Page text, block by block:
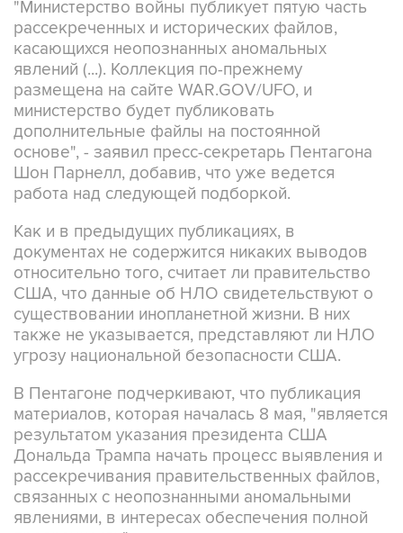
касающихся неопознанных аномальных
явлений (...). Коллекция по-прежнему
размещена на сайте WAR.GOV/UFO, и
министерство будет публиковать
дополнительные файлы на постоянной
основе", - заявил пресс-секретарь Пентагона
Шон Парнелл, добавив, что уже ведется
работа над следующей подборкой.
Как и в предыдущих публикациях, в
относительно того, считает ли правительство
США, что данные об НЛО свидетельствуют о
существовании инопланетной жизни. В них
также не указывается, представляют ли НЛО
угрозу национальной безопасности США.
В Пентагоне подчеркивают, что публикация
результатом указания президента США
Дональда Трампа начать процесс выявления и
рассекречивания правительственных файлов,
связанных с неопознанными аномальными
явлениями, в интересах обеспечения полной
прозрачности".